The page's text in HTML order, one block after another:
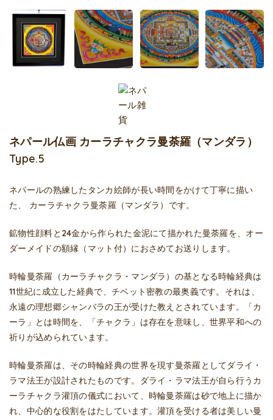
ネパール仏画 カーラチャクラ曼荼羅（マンダラ）
Type.5
ネパールの熟練したタンカ絵師が長い時間をかけて丁寧に描い
た、 カーラチャクラ曼荼羅（マンダラ）です。
鉱物性顔料と24金から作られた金泥にて描かれた曼荼羅を、オー
ダーメイドの額縁（マット付）におさめてお送りします。
時輪曼荼羅（カーラチャクラ・マンダラ）の基となる時輪経典は
11世紀に成立した経典で、チベット密教の最奥義です。それは、
永遠の理想郷シャンバラの王が受けた教えとされています。「カ
ーラ」とは時間を、「チャクラ」は存在を意味し、世界平和への
祈りが込められています。
時輪曼荼羅は、その時輪経典の世界を現す曼荼羅としてダライ・
ラマ法王が設計されたものです。ダライ・ラマ法王が自ら行うカ
ーラチャクラ灌頂の儀式において、時輪曼荼羅は砂で地上に描か
れ、中心的な役割をはたしています。灌頂を受ける者は美しい曼